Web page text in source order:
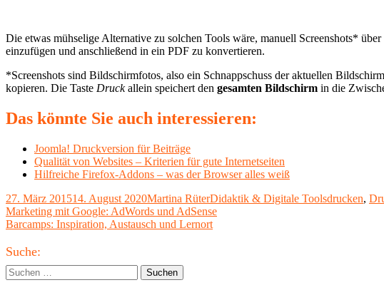
Die etwas mühselige Alternative zu solchen Tools wäre, manuell Screenshots*
einzufügen und anschließend in ein PDF zu konvertieren.
*Screenshots sind Bildschirmfotos, also ein Schnappschuss der aktuellen
kopieren. Die Taste Druckallein speichert den gesamten Bildschirm in die
Das könnte Sie auch interessieren:
Joomla! Druckversion für Beiträge
Qualität von Websites – Kriterien für gute Internetseiten
Hilfreiche Firefox-Addons – was der Browser alles weiß
Veröffentlicht
am
27. März 201514. August 2020Autor
Martina RüterKategorien
Didaktik & Digitale Toolsdrucken,
Beitragsnavigation
Vorheriger
Beitrag:
Marketing mit Google: AdWords und AdSense
Nächster
Barcamps: Inspiration, Austausch und Lernort
Haupt-
Seitenleiste
Suche:
Suchen
nach: